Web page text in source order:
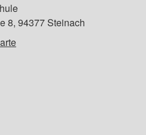
8, 94377 Steinach